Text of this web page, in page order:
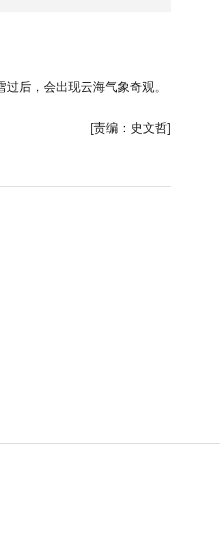
后，会出现云海气象奇观。
[责编：史文哲]